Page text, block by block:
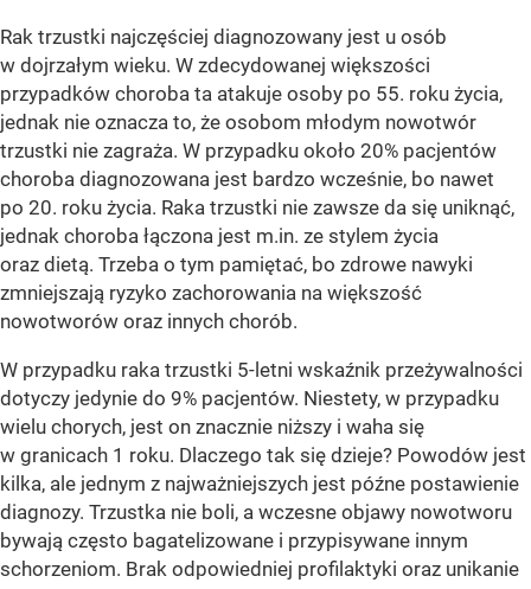
Rak trzustki najczęściej diagnozowany jest u osób
w dojrzałym wieku. W zdecydowanej większości
przypadków choroba ta atakuje osoby po 55. roku życia,
jednak nie oznacza to, że osobom młodym nowotwór
trzustki nie zagraża. W przypadku około 20% pacjentów
choroba diagnozowana jest bardzo wcześnie, bo nawet
po 20. roku życia. Raka trzustki nie zawsze da się uniknąć,
jednak choroba łączona jest m.in. ze stylem życia
oraz dietą. Trzeba o tym pamiętać, bo zdrowe nawyki
zmniejszają ryzyko zachorowania na większość
nowotworów oraz innych chorób.
W przypadku raka trzustki 5-letni wskaźnik przeżywalności
dotyczy jedynie do 9% pacjentów. Niestety, w przypadku
wielu chorych, jest on znacznie niższy i waha się
w granicach 1 roku. Dlaczego tak się dzieje? Powodów jest
kilka, ale jednym z najważniejszych jest późne postawienie
diagnozy. Trzustka nie boli, a wczesne objawy nowotworu
bywają często bagatelizowane i przypisywane innym
schorzeniom. Brak odpowiedniej profilaktyki oraz unikanie